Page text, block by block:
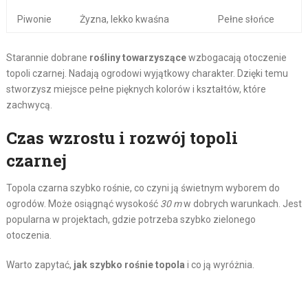
Piwonie Żyzna, lekko kwaśna Pełne słońce
Starannie dobrane rośliny towarzyszącewzbogacają otoczenie
topoli czarnej. Nadają ogrodowi wyjątkowy charakter. Dzięki temu
stworzysz miejsce pełne pięknych kolorów i kształtów, które
zachwycą.
Czas wzrostu i rozwój topoli
czarnej
Topola czarna szybko rośnie, co czyni ją świetnym wyborem do
ogrodów. Może osiągnąć wysokość 30 mw dobrych warunkach. Jest
popularna w projektach, gdzie potrzeba szybko zielonego
otoczenia.
Warto zapytać, jak szybko rośnie topola i co ją wyróżnia.